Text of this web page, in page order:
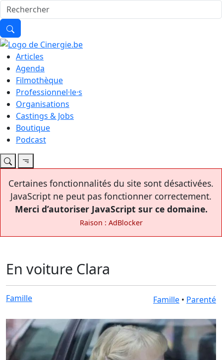
Articles
Agenda
Filmothèque
Professionnel·le·s
Organisations
Castings & Jobs
Boutique
Podcast
Certaines fonctionnalités du site sont désactivées.
JavaScript ne peut pas fonctionner correctement.
Merci d’autoriser JavaScript sur ce domaine.
Raison : AdBlocker
En voiture Clara
Famille Famille • Parenté